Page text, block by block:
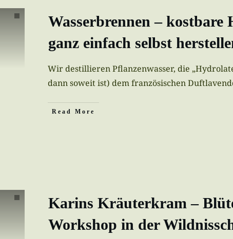
Wasserbrennen – kostbare
ganz einfach selbst
Wir destillieren Pflanzenwasser, die
dann soweit ist) dem französischen
Read More
Karins Kräuterkram –
Workshop in der